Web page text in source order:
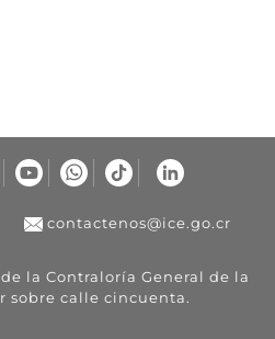
la Contraloría General de la
sobre calle cincuenta.
contactenos@ice.go.cr